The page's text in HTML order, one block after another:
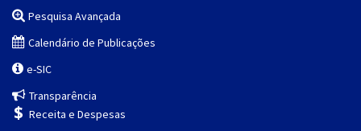
Pesquisa Avançada
Calendário de Publicações
e-SIC
Transparência
Receita e Despesas